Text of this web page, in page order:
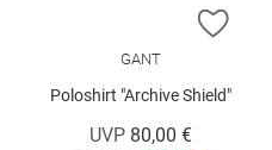
ZUR
GANT
Poloshirt "Archive Shield"
UVP 80,00 €